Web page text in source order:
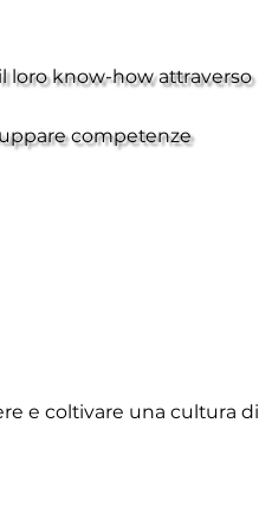
loro know-how attraverso
competenze
e coltivare una cultura di